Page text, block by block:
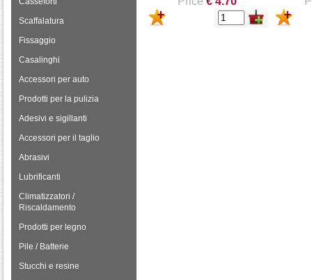
Scaffalatura
Fissaggio
Casalinghi
Accessori per auto
Prodotti per la pulizia
Adesivi e sigillanti
Accessori per il taglio
Abrasivi
Lubrificanti
Climatizzatori /
Riscaldamento
Prodotti per legno
Pile / Batterie
Stucchi e resine